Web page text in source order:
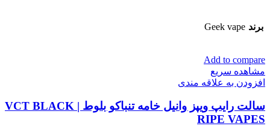
برند Geek vape
Add to compare
مشاهده سریع
افزودن به علاقه مندی
سالت رایپ ویپز وانیل خامه تنباکو بلوط | VCT BLACK
RIPE VAPES